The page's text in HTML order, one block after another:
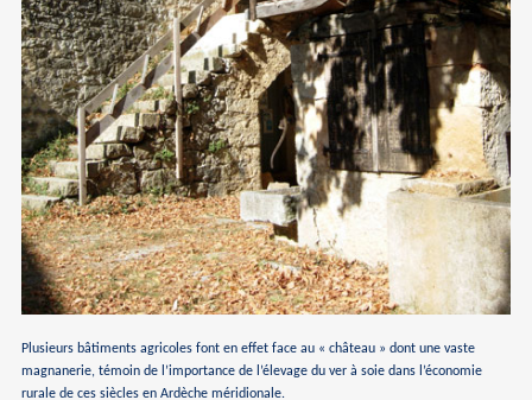
Plusieurs bâtiments agricoles font en effet face au « château » dont une vaste
magnanerie, témoin de l’importance de l’élevage du ver à soie dans l’économie
rurale de ces siècles en Ardèche méridionale.